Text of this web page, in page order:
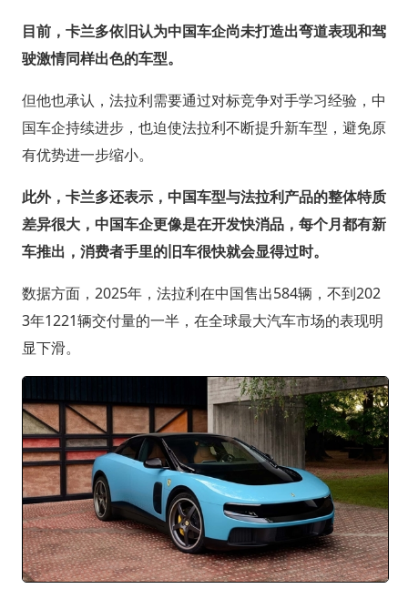
目前，卡兰多依旧认为中国车企尚未打造出弯道表现和驾
驶激情同样出色的车型。
但他也承认，法拉利需要通过对标竞争对手学习经验，中
国车企持续进步，也迫使法拉利不断提升新车型，避免原
有优势进一步缩小。
此外，卡兰多还表示，中国车型与法拉利产品的整体特质
差异很大，中国车企更像是在开发快消品，每个月都有新
车推出，消费者手里的旧车很快就会显得过时。
数据方面，2025年，法拉利在中国售出584辆，不到202
3年1221辆交付量的一半，在全球最大汽车市场的表现明
显下滑。